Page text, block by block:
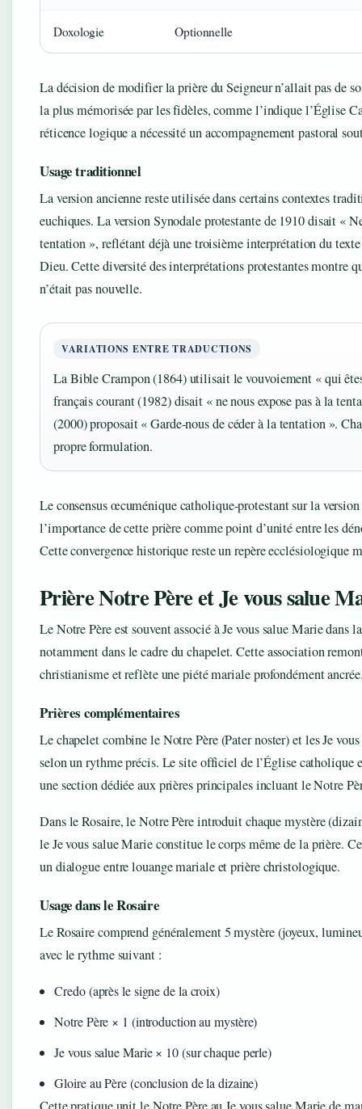
Doxologie Optionnelle
La décision de modifier la prière du Seigneur n’allait pas de
la plus mémorisée par les fidèles, comme l’indique l’Église
réticence logique a nécessité un accompagnement pastoral
Usage traditionnel
La version ancienne reste utilisée dans certains contextes
euchiques. La version Synodale protestante de 1910 disait «
tentation », reflétant déjà une troisième interprétation du
Dieu. Cette diversité des interprétations protestantes montre
n’était pas nouvelle.
VARIATIONS ENTRE TRADUCTIONS
La Bible Crampon (1864) utilisait le vouvoiement « qui
français courant (1982) disait « ne nous expose pas à la
(2000) proposait « Garde-nous de céder à la tentation ».
propre formulation.
Le consensus œcuménique catholique-protestant sur la
l’importance de cette prière comme point d’unité entre les
Cette convergence historique reste un repère ecclésiologique
Prière Notre Père et Je vous salue
Le Notre Père est souvent associé à Je vous salue Marie dans
notamment dans le cadre du chapelet. Cette association
christianisme et reflète une piété mariale profondément
Prières complémentaires
Le chapelet combine le Notre Père (Pater noster) et les Je
selon un rythme précis. Le site officiel de l’Église catholique
une section dédiée aux prières principales incluant le Notre
Dans le Rosaire, le Notre Père introduit chaque mystère
le Je vous salue Marie constitue le corps même de la prière.
un dialogue entre louange mariale et prière christologique.
Usage dans le Rosaire
Le Rosaire comprend généralement 5 mystère (joyeux,
avec le rythme suivant :
Credo (après le signe de la croix)
Notre Père × 1 (introduction au mystère)
Je vous salue Marie × 10 (sur chaque perle)
Gloire au Père (conclusion de la dizaine)